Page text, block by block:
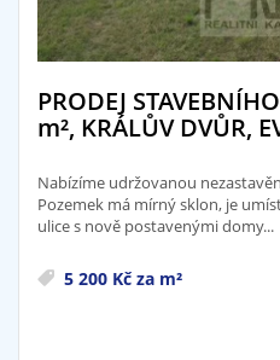
PRODEJ
m², KRÁLŮV DVŮR,
Nabízíme udržovanou
Pozemek má mírný sklon, je
ulice s nově postavenými domy...
5 200 Kč za m²